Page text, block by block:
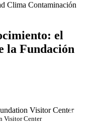
Clima Contaminación
el
la Fundación
Visitor Center
Jacklee